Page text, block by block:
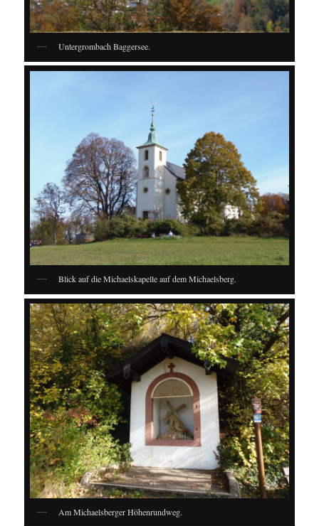
Untergrombach Baggersee.
Blick auf die Michaelskapelle auf dem Michaelsberg.
Am Michaelsberger Höhenrundweg.